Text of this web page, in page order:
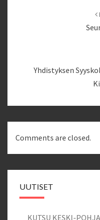
Yhdistyksen
Comments are closed.
UUTISET
KUTSU KESKI-